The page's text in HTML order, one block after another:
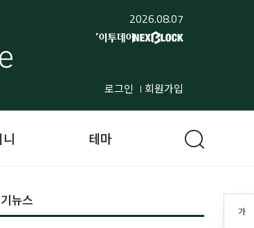
2026.08.07
로그인 회원가입
가
테마
뉴스